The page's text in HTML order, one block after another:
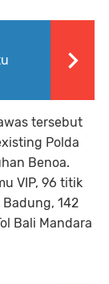
tersebut
Polda
Benoa.
VIP, 96 titik
142
Bali Mandara